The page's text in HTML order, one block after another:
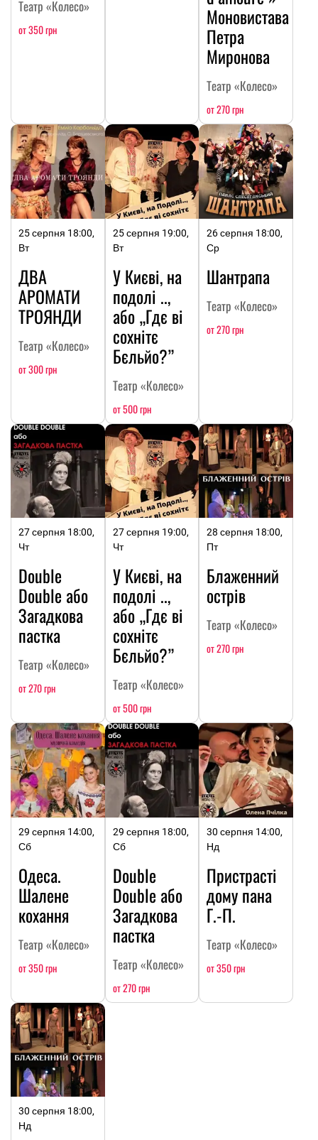
Театр «Колесо»
от 350 грн
Моновистава
Петра
Миронова
Театр «Колесо»
от 270 грн
25 серпня 18:00,
Вт
ДВА
АРОМАТИ
ТРОЯНДИ
Театр «Колесо»
от 300 грн
25 серпня 19:00,
Вт
У Києві, на
подолі ..,
або „Гдє ві
сохнітє
Бєльйо?”
Театр «Колесо»
от 500 грн
26 серпня 18:00,
Ср
Шантрапа
Театр «Колесо»
от 270 грн
27 серпня 18:00,
Чт
Double
Double або
Загадкова
пастка
Театр «Колесо»
от 270 грн
27 серпня 19:00,
Чт
У Києві, на
подолі ..,
або „Гдє ві
сохнітє
Бєльйо?”
Театр «Колесо»
от 500 грн
28 серпня 18:00,
Пт
Блаженний
острів
Театр «Колесо»
от 270 грн
29 серпня 14:00,
Сб
Одеса.
Шалене
кохання
Театр «Колесо»
от 350 грн
29 серпня 18:00,
Сб
Double
Double або
Загадкова
пастка
Театр «Колесо»
от 270 грн
30 серпня 14:00,
Нд
Пристрасті
дому пана
Г.-П.
Театр «Колесо»
от 350 грн
30 серпня 18:00,
Нд